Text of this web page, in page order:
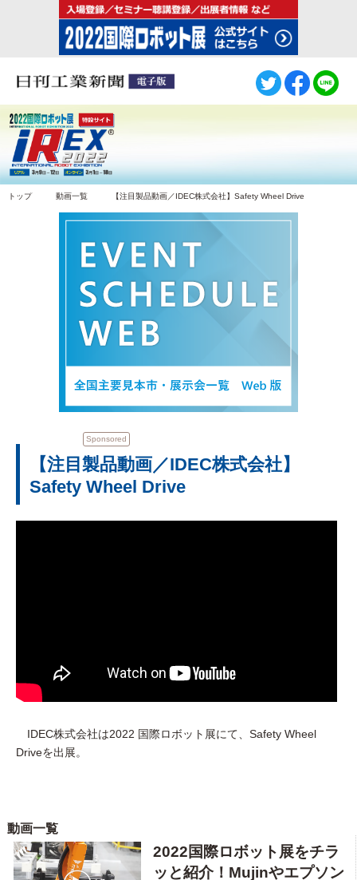
トップ 動画一覧 【注目製品動画／IDEC株式会社】Safety Wheel Drive
【注目製品動画／IDEC株式会社】
Safety Wheel Drive
Sponsored
IDEC株式会社は2022 国際ロボット展にて、Safety Wheel
Driveを出展。
動画一覧
2022国際ロボット展をチラ
ッと紹介！Mujinやエプソン